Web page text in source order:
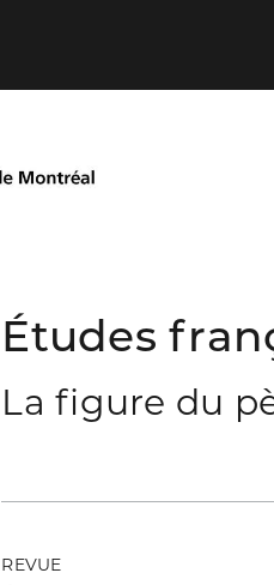
Études
La figure du
REVUE